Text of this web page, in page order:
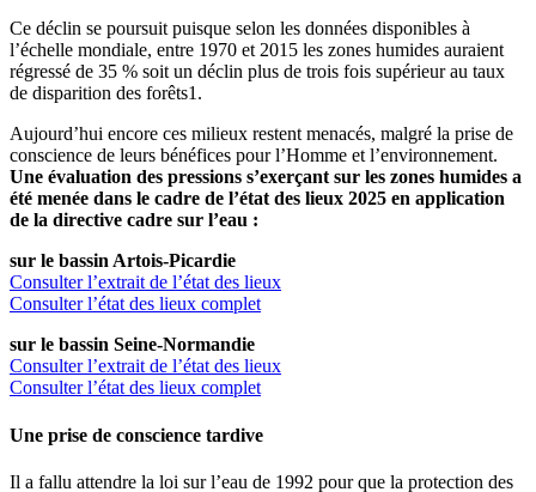
Ce déclin se poursuit puisque selon les données disponibles à
l’échelle mondiale, entre 1970 et 2015 les zones humides auraient
régressé de 35 % soit un déclin plus de trois fois supérieur au taux
de disparition des forêts1.
Aujourd’hui encore ces milieux restent menacés, malgré la prise de
conscience de leurs bénéfices pour l’Homme et l’environnement.
Une évaluation des pressions s’exerçant sur les zones humides a
été menée dans le cadre de l’état des lieux 2025 en application
de la directive cadre sur l’eau :
sur le bassin Artois-Picardie
Consulter l’extrait de l’état des lieux
Consulter l’état des lieux complet
sur le bassin Seine-Normandie
Consulter l’extrait de l’état des lieux
Consulter l’état des lieux complet
Une prise de conscience tardive
Il a fallu attendre la loi sur l’eau de 1992 pour que la protection des